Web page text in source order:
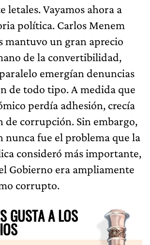
letales. Vayamos ahora a
política. Carlos Menem
mantuvo un gran aprecio
de la convertibilidad,
emergían denuncias
de todo tipo. A medida que
perdía adhesión, crecía
de corrupción. Sin embargo,
nunca fue el problema que la
consideró más importante,
Gobierno era ampliamente
corrupto.
GUSTA A LOS